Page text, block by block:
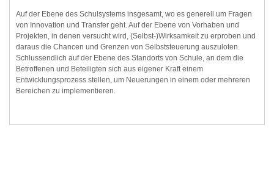
Auf der Ebene des Schulsystems insgesamt, wo es generell um Fragen
von Innovation und Transfer geht. Auf der Ebene von Vorhaben und
Projekten, in denen versucht wird, (Selbst-)Wirksamkeit zu erproben und
daraus die Chancen und Grenzen von Selbststeuerung auszuloten.
Schlussendlich auf der Ebene des Standorts von Schule, an dem die
Betroffenen und Beteiligten sich aus eigener Kraft einem
Entwicklungsprozess stellen, um Neuerungen in einem oder mehreren
Bereichen zu implementieren.